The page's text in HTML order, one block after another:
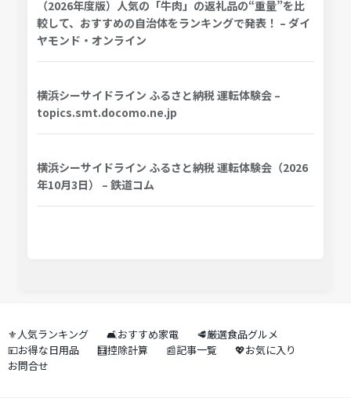
（2026年度版）人気の「牛肉」の返礼品の“重量”を比
較して、おすすめの自治体をランキングで発表！ – ダイ
ヤモンド・オンライン
横浜シーサイドライン ふるさと納税 運転体験会 –
topics.smt.docomo.ne.jp
横浜シーサイドライン ふるさと納税 運転体験会（2026
年10月3日） – 鉄道コム
⚜️人気ランキング 🛋️おすすめ家電
🥩厳選食品グルメ
💴お得な日用品
🧮控除計算 📰記事一覧
💖お気に入り
お問合せ